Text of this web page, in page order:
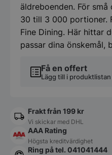
Få en offert
Lägg till i produktlistan
äldreboenden. För
30 till 3 000 portioner.
Fine Dining. Här hittar
passar dina önskemål,
Frakt från 199 kr
Vi skickar med DHL
AAA Rating
Högsta kreditvärdighet
Ring på tel. 041041444